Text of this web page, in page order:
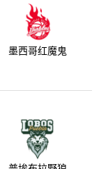
墨西哥红魔鬼